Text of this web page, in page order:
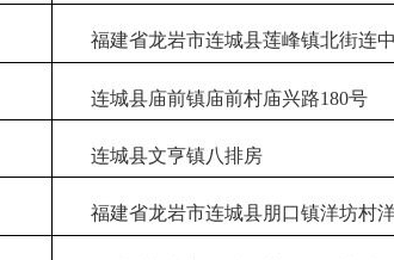
福建省龙岩市连城县莲峰镇北街连
连城县庙前镇庙前村庙兴路180号
连城县文亨镇八排房
福建省龙岩市连城县朋口镇洋坊村